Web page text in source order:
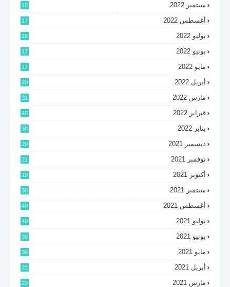
سبتمبر 2022 10
أغسطس 2022 17
يوليو 2022 16
يونيو 2022 17
مايو 2022 17
أبريل 2022 20
مارس 2022 31
فبراير 2022 46
يناير 2022 30
ديسمبر 2021 29
نوفمبر 2021 21
أكتوبر 2021 19
سبتمبر 2021 30
أغسطس 2021 40
يوليو 2021 49
يونيو 2021 39
مايو 2021 36
أبريل 2021 22
مارس 2021 29